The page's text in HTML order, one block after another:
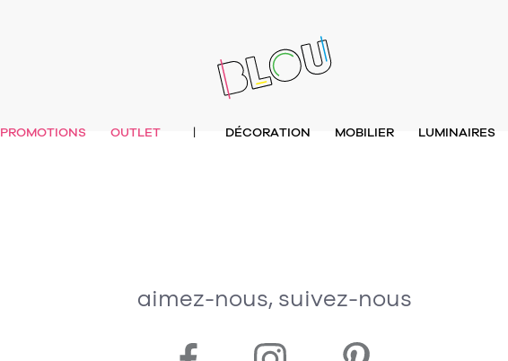
PROMOTIONS OUTLET | DÉCORATION MOBILIER LUMINAIRES
aimez-nous, suivez-nous